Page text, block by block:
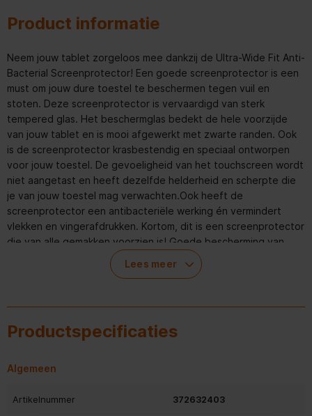
Product informatie
Neem jouw tablet zorgeloos mee dankzij de Ultra-Wide Fit Anti-
Bacterial Screenprotector! Een goede screenprotector is een
must om jouw dure toestel te beschermen tegen vuil en
stoten. Deze screenprotector is vervaardigd van sterk
tempered glas. Het beschermglas bedekt de hele voorzijde
van jouw tablet en is mooi afgewerkt met zwarte randen. Ook
is de screenprotector krasbestendig en speciaal ontworpen
voor jouw toestel. De gevoeligheid van het touchscreen wordt
niet aangetast en heeft dezelfde helderheid en scherpte die
je van jouw toestel mag verwachten.Ook heeft de
screenprotector een antibacteriële werking én vermindert
vlekken en vingerafdrukken. Kortom, dit is een screenprotector
die van alle gemakken voorzien is! Goede bescherming van
jouw tablet De Ultra-Wide Fit Anti-Bacterial Screenprotector
zorgt ervoor dat het scherm van jouw tablet niet beschadigd.
en is mooi afgewerkt met zwarte randen. Tablethoes
houdt in dat alle hoesjes goed om jouw tablet blijven passen
smartphone optimaal beschermen én er fashionable uit laten
Lees meer
Productspecificaties
Algemeen
Artikelnummer 372632403